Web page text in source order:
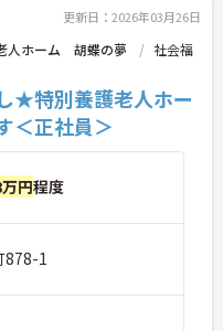
更新日：2026年03月26日
人ホーム 胡蝶の夢
社会福
★特別養護老人ホー
＜正社員＞
円程度
878-1